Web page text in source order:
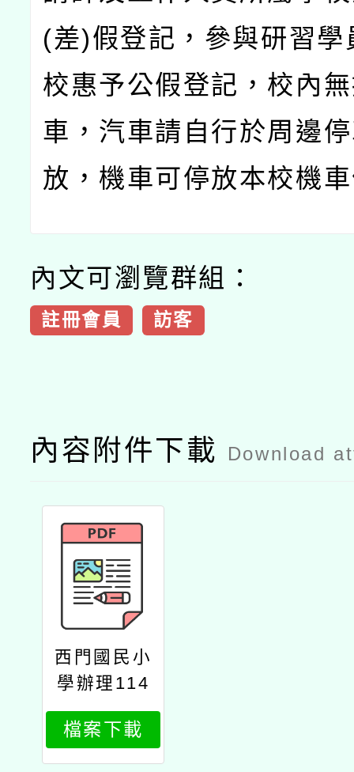
(差)假登記，參與研習學
校惠予公假登記，校內
車，汽車請自行於周邊
放，機車可停放本校機
內文可瀏覽群組：
註冊會員 訪客
內容附件下載 Download
西門國民小
學辦理114
學年度教師
增能研習
「雙閱讀素
檔案下載